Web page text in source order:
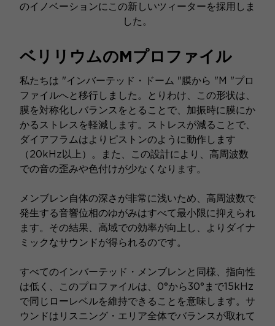
のイノベーションにこの新しいツィーターを採用しま
した。
ベリリウムのMプロファイル
私たちは "インバーテッド・ドーム "膜から "M "プロ
ファイルへと移行しました。とりわけ、この形状は、
膜を対称化しバランスをとることで、加振時に膜にか
かるストレスを軽減します。ストレスが減ることで、
ダイアフラムはよりピストンのように動作します
（20kHz以上）。また、この設計により、高周波数
での音の歪みや色付けが少なくなります。
メンブレン自体の深さが非常に浅いため、高周波数で
発生する音響位相のゆがみはすべて最小限に抑えられ
ます。その結果、高域での効率が向上し、よりダイナ
ミックなサウンドが得られるのです。
すべてのインバーテッド・メンブレンと同様、指向性
は低く、このプロファイルは、0°から30°まで15kHz
で同じローレベルを維持できることを意味します。サ
ウンドはリスニング・エリア全体でバランスが取れて